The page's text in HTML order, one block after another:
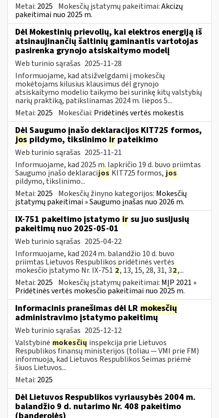
Metai: 2025 Mokesčių įstatymų pakeitimai:Akcizų
pakeitimai nuo 2025 m.
Dėl Mokestinių prievolių, kai elektros energiją iš
atsinaujinančių šaltinių gaminantis vartotojas
pasirenka grynojo atsiskaitymo modelį
Web turinio sąrašas 2025-11-28
Informuojame, kad atsižvelgdami į mokesčių
mokėtojams kilusius klausimus dėl grynojo
atsiskaitymo modelio taikymo bei surinkę kitų valstybių
narių praktiką, patikslinamas 2024 m. liepos 5...
Metai: 2025 Mokesčiai: Pridėtinės vertės mokestis
Dėl Saugumo įnašo deklaracijos KIT725 formos,
jos pildymo, tikslinimo ir pateikimo
Web turinio sąrašas 2025-11-21
Informuojame, kad 2025 m. lapkričio 19 d. buvo priimtas
Saugumo įnašo deklaracijos KIT725 formos, jos
pildymo, tikslinimo...
Metai: 2025 Mokesčių žinyno kategorijos: Mokesčių
įstatymų pakeitimai » Saugumo įnašas nuo 2026 m.
IX-751 pakeitimo įstatymo ir su juo susijusių
pakeitimų nuo 2025-05-01
Web turinio sąrašas 2025-04-22
Informuojame, kad 2024 m. balandžio 10 d. buvo
priimtas Lietuvos Respublikos pridėtinės vertės
mokesčio įstatymo Nr. IX-751 2, 13, 15, 28, 31, 32,...
Metai: 2025 Mokesčių įstatymų pakeitimai: MĮP 2021 »
Pridėtinės vertės mokesčio pakeitimai nuo 2025 m.
Informacinis pranešimas dėl LR mokesčių
administravimo įstatymo pakeitimų
Web turinio sąrašas 2025-12-12
Valstybinė mokesčių inspekcija prie Lietuvos
Respublikos finansų ministerijos (toliau — VMI prie FM)
informuoja, kad Lietuvos Respublikos Seimas priėmė
šiuos Lietuvos...
Metai: 2025
Dėl Lietuvos Respublikos vyriausybės 2004 m.
balandžio 9 d. nutarimo Nr. 408 pakeitimo
(banderolės)